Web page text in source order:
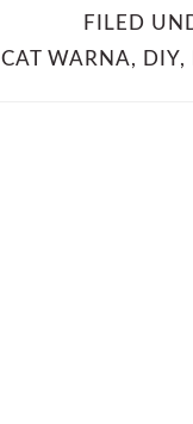
FILED
CAT WARNA, DIY,